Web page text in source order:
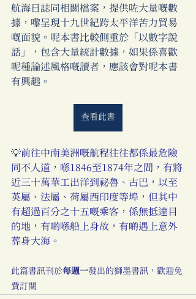
航海日誌同相關檔案，提供咗大量嘅數
據，嚟呈現十九世紀跨太平洋苦力貿易
嘅面貌。呢本書比較側重於「以數字說
話」，包含大量統計數據，如果係喜歡
呢種論述風格嘅讀者，應該會對呢本書
有興趣。
查看此書
💡前往中南美洲嘅航程往往都係最危險
同不人道，喺1846至1874年之間，有將
近三十萬華工出洋到祕魯、古巴，以至
英屬、法屬、荷屬西印度等埠，但其中
有超過百分之十五嘅乘客，係無抵達目
的地，有啲喺船上身故，有啲遇上意外
葬身大海。
此篇書訊刊於每週一發出的獅墨書訊，歡迎免
費訂閱